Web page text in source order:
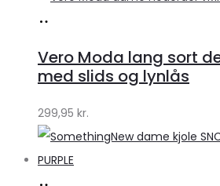
Klædeskabet.dk
Vero Moda lang sort
med slids og lynlås
299,95 kr.